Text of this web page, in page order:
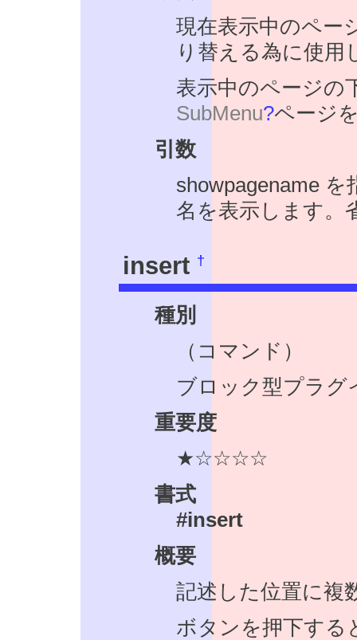
現在表示中のペー
り替える為に使用
表示中のページの
SubMenu?ページ
引数
showpagename
名を表示します。
insert †
種別
（コマンド）
ブロック型プラグ
重要度
★☆☆☆☆
書式
#insert
概要
記述した位置に複
ボタンを押下する